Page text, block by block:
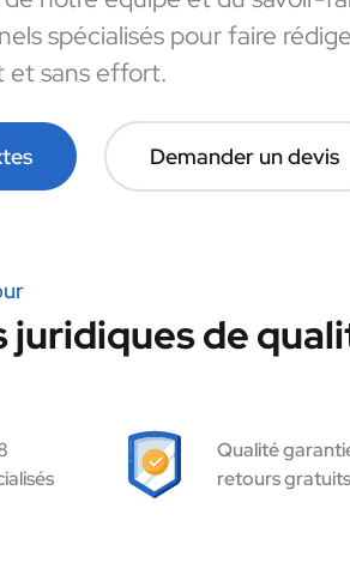
spécialisés pour faire
et sans effort.
Demander un devis
juridiques de
Qualité
retours gratuits